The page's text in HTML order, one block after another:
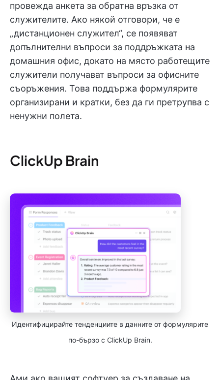
провежда анкета за обратна връзка от
служителите. Ако някой отговори, че е
„дистанционен служител“, се появяват
допълнителни въпроси за поддръжката на
домашния офис, докато на място работещите
служители получават въпроси за офисните
съоръжения. Това поддържа формулярите
организирани и кратки, без да ги претрупва с
ненужни полета.
ClickUp Brain
Идентифицирайте тенденциите в данните от формулярите
по-бързо с ClickUp Brain.